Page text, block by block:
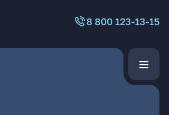
8 800 123-13-15